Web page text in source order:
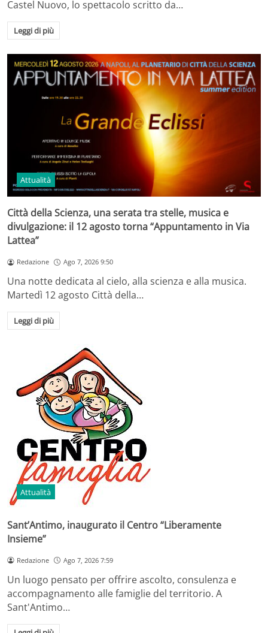
Castel Nuovo, lo spettacolo scritto da…
Leggi di più
Attualità
Città della Scienza, una serata tra stelle, musica e
divulgazione: il 12 agosto torna “Appuntamento in Via
Lattea”
Redazione Ago 7, 2026 9:50
Una notte dedicata al cielo, alla scienza e alla musica.
Martedì 12 agosto Città della…
Leggi di più
Attualità
Sant’Antimo, inaugurato il Centro “Liberamente
Insieme”
Redazione Ago 7, 2026 7:59
Un luogo pensato per offrire ascolto, consulenza e
accompagnamento alle famiglie del territorio. A
Sant'Antimo…